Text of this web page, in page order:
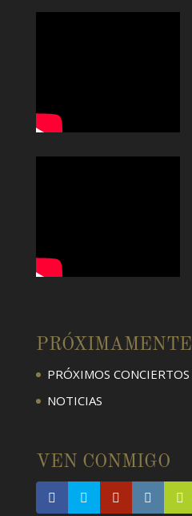
PRÓXIMAMENTE
PRÓXIMOS CONCIERTOS
NOTICIAS
VEN CONMIGO